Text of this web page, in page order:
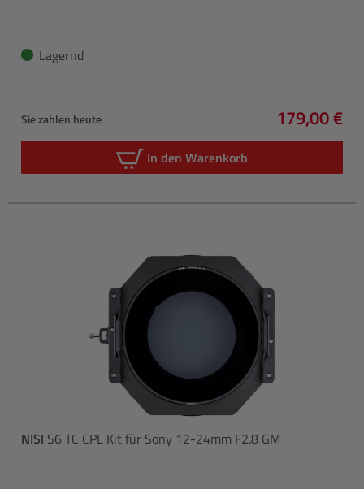
Lagernd
Sie zahlen heute
Regulärer
179,00 €
In den Warenkorb
NISI S6 TC CPL Kit für Sony 12-24mm F2.8 GM